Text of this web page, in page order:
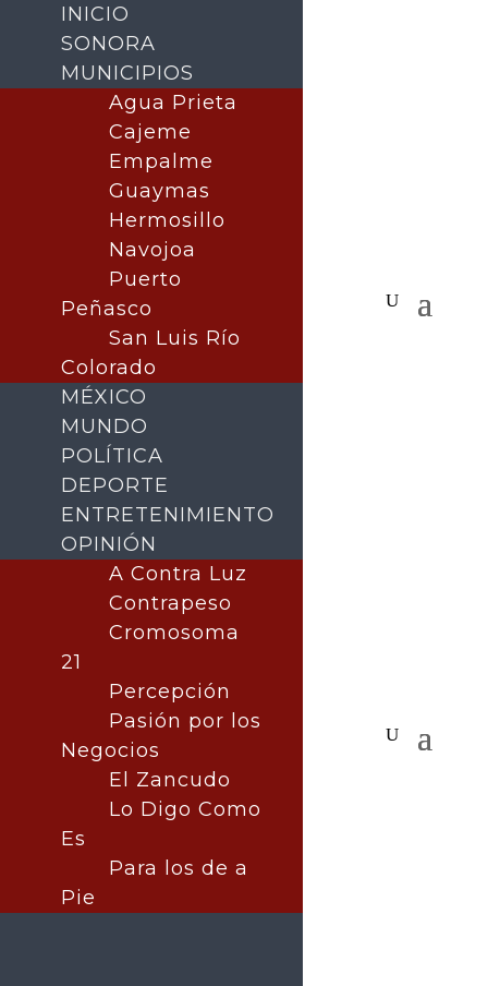
INICIO
SONORA
MUNICIPIOS
Agua Prieta
Cajeme
Empalme
Guaymas
Hermosillo
Navojoa
Puerto
Peñasco
San Luis Río
Colorado
MÉXICO
MUNDO
POLÍTICA
DEPORTE
ENTRETENIMIENTO
OPINIÓN
A Contra Luz
Contrapeso
Cromosoma
21
Percepción
Pasión por los
Negocios
El Zancudo
Lo Digo Como
Es
Para los de a
Pie